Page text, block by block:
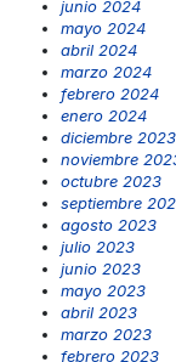
junio 2024
mayo 2024
abril 2024
marzo 2024
febrero 2024
enero 2024
diciembre 2023
noviembre
octubre 2023
septiembre
agosto 2023
julio 2023
junio 2023
mayo 2023
abril 2023
marzo 2023
febrero 2023